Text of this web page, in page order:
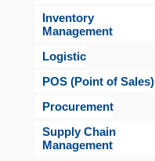
Inventory
Management
Logistic
POS (Point of Sales)
Procurement
Supply Chain
Management